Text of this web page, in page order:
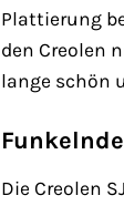
Plattierung
den Creolen
lange schön
Die Creolen